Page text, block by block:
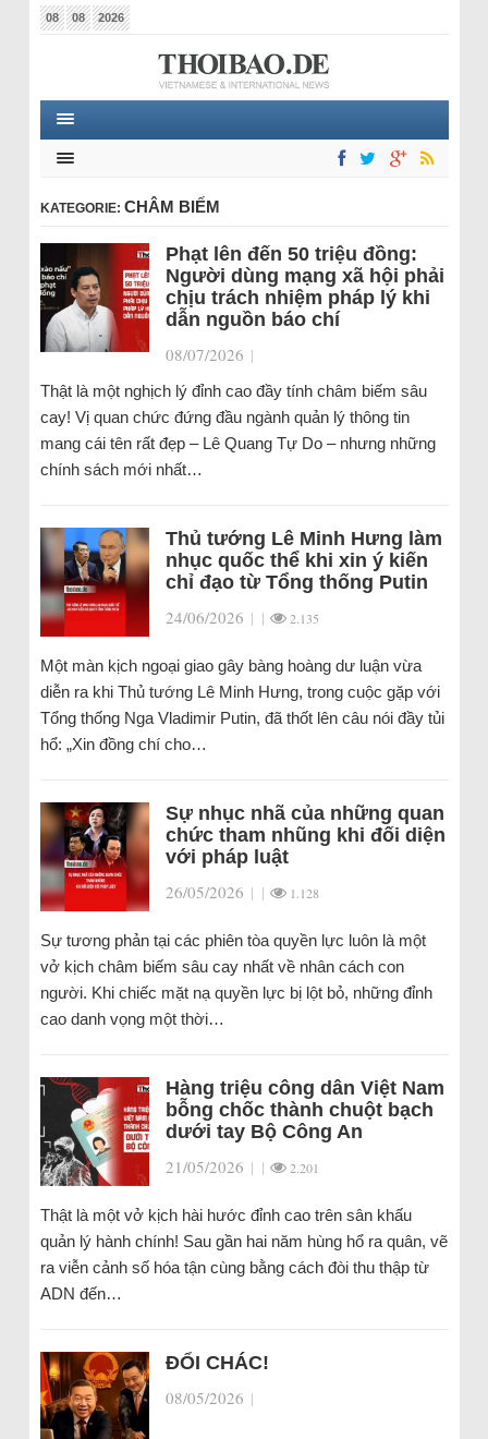
08 08 2026
KATEGORIE: CHÂM BIẾM
Phạt lên đến 50 triệu đồng:
Người dùng mạng xã hội phải
chịu trách nhiệm pháp lý khi
dẫn nguồn báo chí
08/07/2026 |
Thật là một nghịch lý đỉnh cao đầy tính châm biếm sâu
cay! Vị quan chức đứng đầu ngành quản lý thông tin
mang cái tên rất đẹp – Lê Quang Tự Do – nhưng những
chính sách mới nhất…
Thủ tướng Lê Minh Hưng làm
nhục quốc thể khi xin ý kiến
chỉ đạo từ Tổng thống Putin
24/06/2026 | | 2.135
Một màn kịch ngoại giao gây bàng hoàng dư luận vừa
diễn ra khi Thủ tướng Lê Minh Hưng, trong cuộc gặp với
Tổng thống Nga Vladimir Putin, đã thốt lên câu nói đầy tủi
hổ: „Xin đồng chí cho…
Sự nhục nhã của những quan
chức tham nhũng khi đối diện
với pháp luật
26/05/2026 | | 1.128
Sự tương phản tại các phiên tòa quyền lực luôn là một
vở kịch châm biếm sâu cay nhất về nhân cách con
người. Khi chiếc mặt nạ quyền lực bị lột bỏ, những đỉnh
cao danh vọng một thời…
Hàng triệu công dân Việt Nam
bỗng chốc thành chuột bạch
dưới tay Bộ Công An
21/05/2026 | | 2.201
Thật là một vở kịch hài hước đỉnh cao trên sân khấu
quản lý hành chính! Sau gần hai năm hùng hổ ra quân, vẽ
ra viễn cảnh số hóa tận cùng bằng cách đòi thu thập từ
ADN đến…
ĐỔI CHÁC!
08/05/2026 |